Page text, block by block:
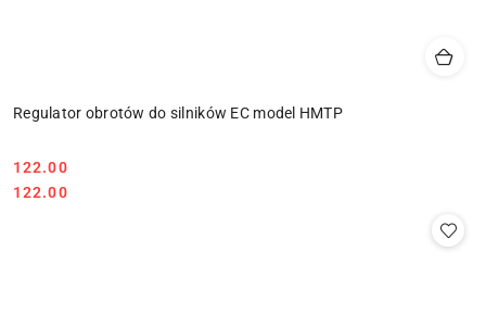
Regulator obrotów do silników EC model HMTP
Cena:
122.00
Cena:
122.00